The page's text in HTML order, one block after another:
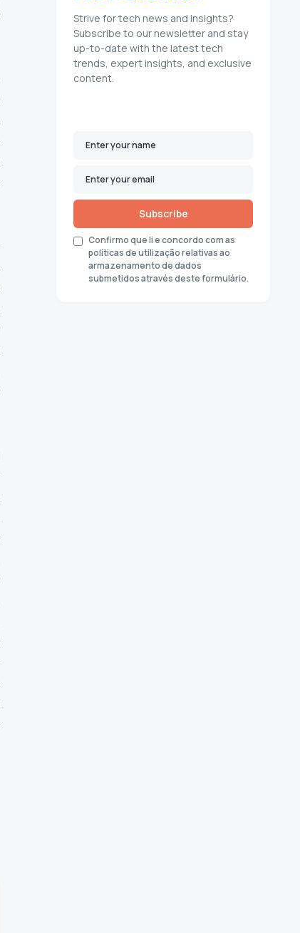
Strive for tech news and insights?
Subscribe to our newsletter and stay
up-to-date with the latest tech
trends, expert insights, and exclusive
content.
Subscribe
Confirmo que li e concordo com as
políticas de utilização relativas ao
armazenamento de dados
submetidos através deste formulário.